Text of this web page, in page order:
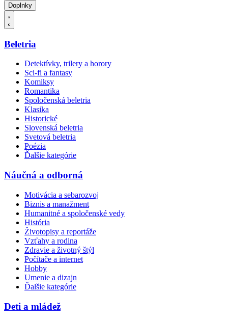
Doplnky
Beletria
Detektívky, trilery a horory
Sci-fi a fantasy
Komiksy
Romantika
Spoločenská beletria
Klasika
Historické
Slovenská beletria
Svetová beletria
Poézia
Ďalšie kategórie
Náučná a odborná
Motivácia a sebarozvoj
Biznis a manažment
Humanitné a spoločenské vedy
História
Životopisy a reportáže
Vzťahy a rodina
Zdravie a životný štýl
Počítače a internet
Hobby
Umenie a dizajn
Ďalšie kategórie
Deti a mládež